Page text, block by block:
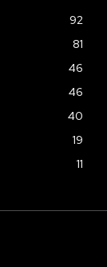
92
81
46
46
40
19
11